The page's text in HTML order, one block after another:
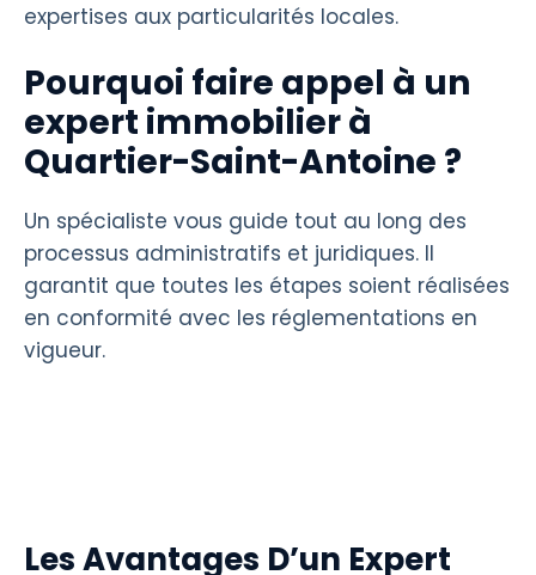
expertises aux particularités locales.
Pourquoi faire appel à un
expert immobilier à
Quartier-Saint-Antoine ?
Un spécialiste vous guide tout au long des
processus administratifs et juridiques. Il
garantit que toutes les étapes soient réalisées
en conformité avec les réglementations en
vigueur.
Les Avantages D’un Expert